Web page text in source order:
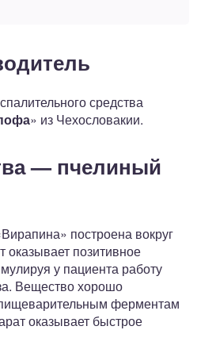
средства
» из Чехословакии.
— пчелиный
построена вокруг
оказывает позитивное
у пациента работу
Вещество хорошо
ферментам
оказывает быстрое